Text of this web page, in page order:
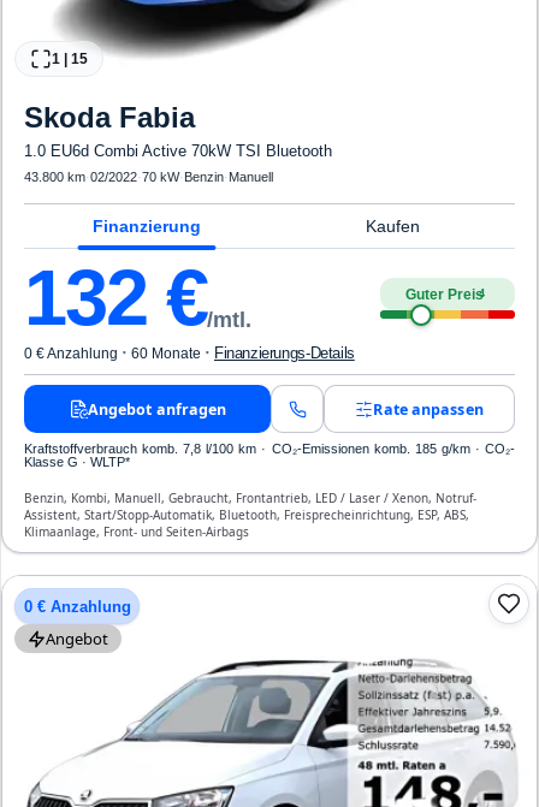
1 15
Skoda Fabia
1.0 EU6d Combi Active 70kW TSI Bluetooth
43.800 km·02/2022·70 kW· Benzin· Manuell
Finanzierung Kaufen
132 €/mtl.
Guter Preis4
0 € Anzahlung · 60 Monate · Finanzierungs-Details
Angebot anfragen Rate anpassen
Kraftstoffverbrauch komb. 7,8 l/100 km · CO₂-Emissionen komb. 185 g/km · CO₂-
Klasse G · WLTP*
Benzin, Kombi, Manuell, Gebraucht, Frontantrieb, LED / Laser / Xenon, Notruf-
Assistent, Start/Stopp-Automatik, Bluetooth, Freisprecheinrichtung, ESP, ABS,
Klimaanlage, Front- und Seiten-Airbags
0 € Anzahlung
Angebot